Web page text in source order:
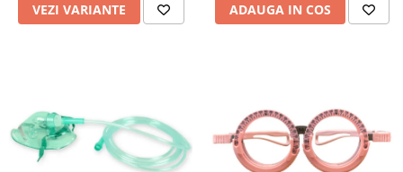
VEZI VARIANTE ADAUGA IN COS